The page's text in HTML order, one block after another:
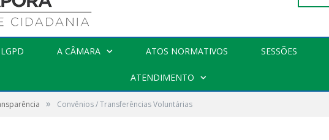
A CÂMARA ATOS NORMATIVOS SESSÕES
ATENDIMENTO
» Convênios / Transferências Voluntárias